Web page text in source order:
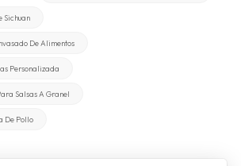
Sichuan
De Alimentos
Personalizada
Salsas A Granel
De Pollo